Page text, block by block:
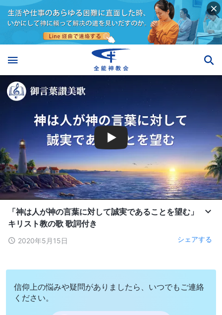
「神は人が神の言葉に対して誠実であることを望む」
キリスト教の歌 歌詞付き
2020年5月15日 シェアする
信仰上の悩みや疑問がありましたら、いつでもご連絡
ください。